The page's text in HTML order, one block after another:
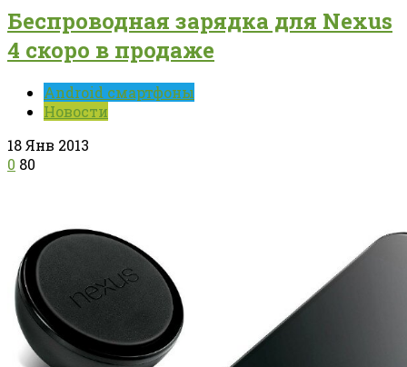
Беспроводная зарядка для Nexus
4 скоро в продаже
Android смартфоны
Новости
18 Янв 2013
0 80